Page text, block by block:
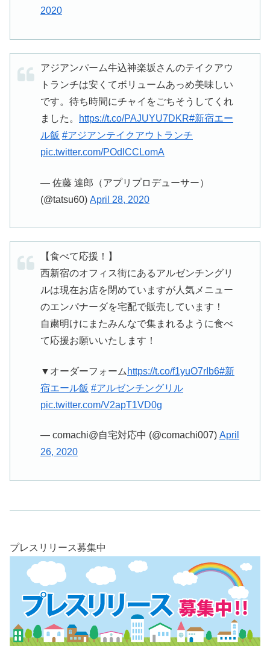
2020
アジアンパーム牛込神楽坂さんのテイクアウ
トランチは安くてボリュームあっめ美味しい
です。待ち時間にチャイをごちそうしてくれ
ました。
https://t.co/PAJUYU7DKR#新宿エー
ル飯 #アジアンテイクアウトランチ
pic.twitter.com/POdlCCLomA
— 佐藤 達郎（アプリプロデューサー）
(@tatsu60) April 28, 2020
【食べて応援！】
西新宿のオフィス街にあるアルゼンチングリ
ルは現在お店を閉めていますが人気メニュー
のエンパナーダを宅配で販売しています！
自粛明けにまたみんなで集まれるように食べ
て応援お願いいたします！
▼オーダーフォーム https://t.co/f1yuO7rIb6#新
宿エール飯 #アルゼンチングリル
pic.twitter.com/V2apT1VD0g
— comachi@自宅対応中 (@comachi007) April
26, 2020
プレスリリース募集中